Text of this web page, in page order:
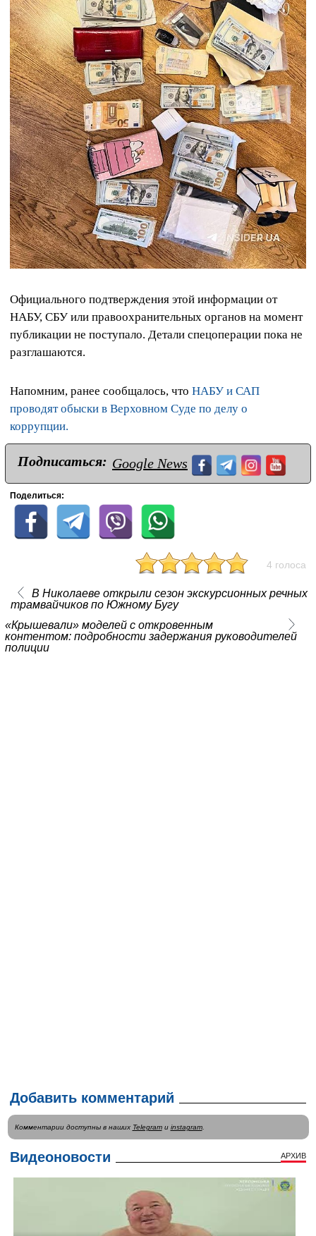
Официального подтверждения этой информации от
НАБУ, СБУ или правоохранительных органов на момент
публикации не поступало. Детали спецоперации пока не
разглашаются.
Напомним, ранее сообщалось, что НАБУ и САП
проводят обыски в Верховном Суде по делу о
коррупции.
Подписаться: Google News
Поделиться:
4 голоса
В Николаеве открыли сезон экскурсионных речных
трамвайчиков по Южному Бугу
«Крышевали» моделей с откровенным
контентом: подробности задержания руководителей
полиции
Добавить комментарий
Комментарии доступны в наших Telegramи instagram.
Видеоновости АРХИВ